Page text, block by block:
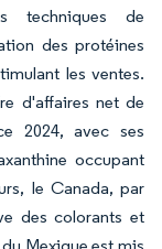
techniques de
des protéines
les ventes.
d'affaires net de
2024, avec ses
occupant
le Canada, par
des colorants et